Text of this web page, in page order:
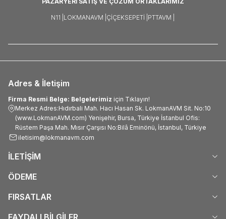
N11 | LOKMANAVM | ÇIÇEKSEPETI | PTTAVM |
Adres & İletişim
Firma Resmi Belge: Belgelerimiz için Tıklayın!
Merkez Adres:Hıdırbali Mah. Hacı Hasan Sk. LokmanAVM Sit. No:10
(www.LokmanAVM.com) Yenişehir, Bursa, Türkiye İstanbul Ofis:
Rüstem Paşa Mah. Mısır Çarşısı No:Bilâ Eminönü, İstanbul, Türkiye
iletisim@lokmanavm.com
İLETİŞİM
ÖDEME
FIRSATLAR
FAYDALI BİLGİLER